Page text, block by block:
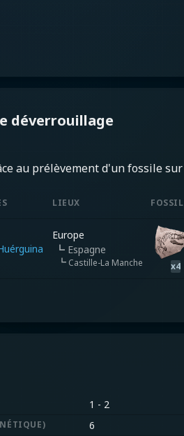
déverrouillage
au prélèvement d'un fossile
LIEUX
Europe
┗ Espagne
┗ Castille-La Manche x4
1 - 2
) 6